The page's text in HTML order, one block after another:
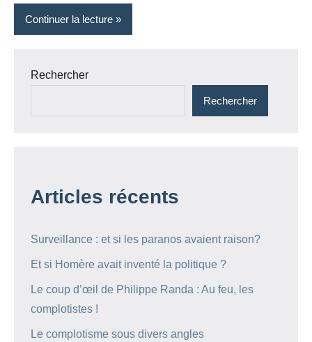
Continuer la lecture
Rechercher
Rechercher
Articles récents
Surveillance : et si les paranos avaient raison?
Et si Homère avait inventé la politique ?
Le coup d’œil de Philippe Randa : Au feu, les
complotistes !
Le complotisme sous divers angles